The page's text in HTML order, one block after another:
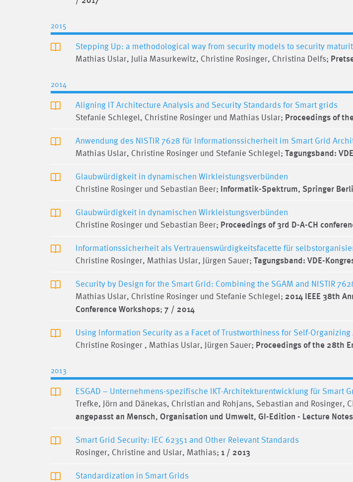
2015
Stepping Up: a methodological way from security models to security
Mathias Uslar, Julia Masurkewitz, Christine Rosinger, Christina Delfs;
2014
Aligning IT Architecture Analysis and Security Standards for Smart grids
Stefanie Schlegel, Christine Rosinger und Mathias Uslar; Proceedings of
Anwendung des NISTIR 7628 für Informationssicherheit im Smart Grid
Mathias Uslar, Christine Rosinger und Stefanie Schlegel; Tagungsband:
Glaubwürdigkeit in dynamischen Wirkleistungsverbünden
Christine Rosinger und Sebastian Beer; Informatik-Spektrum, Springer
Glaubwürdigkeit in dynamischen Wirkleistungsverbünden
Christine Rosinger und Sebastian Beer; Proceedings of 3rd D-A-CH
Informationssicherheit als Vertrauenswürdigkeitsfacette für
Christine Rosinger, Mathias Uslar, Jürgen Sauer; Tagungsband: VDE-
Security by Design for the Smart Grid: Combining the SGAM and NISTIR
Mathias Uslar, Christine Rosinger und Stefanie Schlegel; 2014 IEEE 38th
Conference Workshops; 7 / 2014
Using Information Security as a Facet of Trustworthiness for Self-
Christine Rosinger , Mathias Uslar, Jürgen Sauer; Proceedings of the 28th
2013
ESGAD – Unternehmens-spezifische IKT-Architekturentwicklung für Smart
Trefke, Jörn and Dänekas, Christian and Rohjans, Sebastian and Rosinger,
angepasst an Mensch, Organisation und Umwelt, GI-Edition - Lecture
Smart Grid Security: IEC 62351 and Other Relevant Standards
Rosinger, Christine and Uslar, Mathias; 1 / 2013
Standardization in Smart Grids